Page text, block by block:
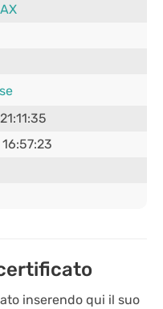
inserendo qui il suo